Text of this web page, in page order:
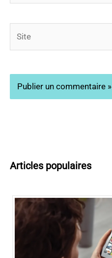
Articles populaires